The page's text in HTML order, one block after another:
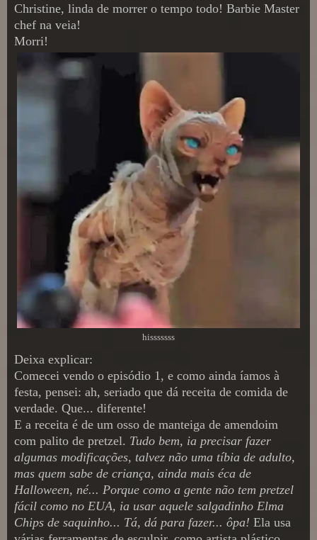
Christine, linda de morrer o tempo todo! Barbie Master
chef na veia!
Morri!
hisssssss
Deixa explicar:
Comecei vendo o episódio 1, e como ainda íamos à
festa, pensei: ah, seriado que dá receita de comida de
verdade. Que... diferente!
E a receita é de um osso de manteiga de amendoim
com palito de pretzel. Tudo bem, ia precisar fazer
algumas modificações, talvez não uma tíbia de adulto,
mas quem sabe de criança, ainda mais éca de
Halloween, né... Porque como a gente não tem pretzel
fácil como no EUA, ia usar aquele salgadinho Elma
Chips de saquinho... Tá, dá para fazer... ôpa! Ela usa